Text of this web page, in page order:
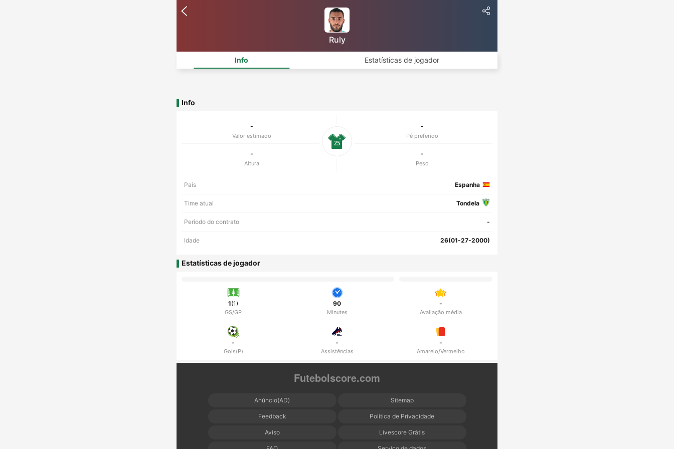
Ruly
Info Estatísticas de jogador
Info
-
Valor estimado
-
Pé preferido
-
Altura
-
Peso
25
País Espanha
Time atual Tondela
Período do contrato -
Idade 26(01-27-2000)
Estatísticas de jogador
1(1)
GS/GP
90
Minutes
-
Avaliação média
-
Gols(P)
-
Assistências
-
Amarelo/Vermelho
Futebolscore.com
Anúncio(AD) Sitemap
Feedback Política de Privacidade
Aviso Livescore Grátis